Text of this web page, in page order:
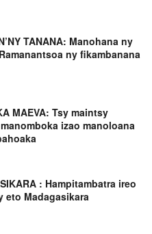
TANANA: Manohana ny
ny fikambanana
MAEVA: Tsy maintsy
izao manoloana
: Hampitambatra ireo
eto Madagasikara